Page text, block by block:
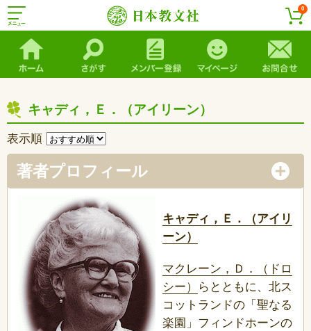
0
キャディ，Ｅ．（アイリーン）
表示順
著者プロフィール
キャディ，Ｅ．（アイリ
ーン）
マクレーン，Ｄ．（ドロ
シー）
らとともに、北ス
コットランドの「聖なる
楽園」フィンドホーンの